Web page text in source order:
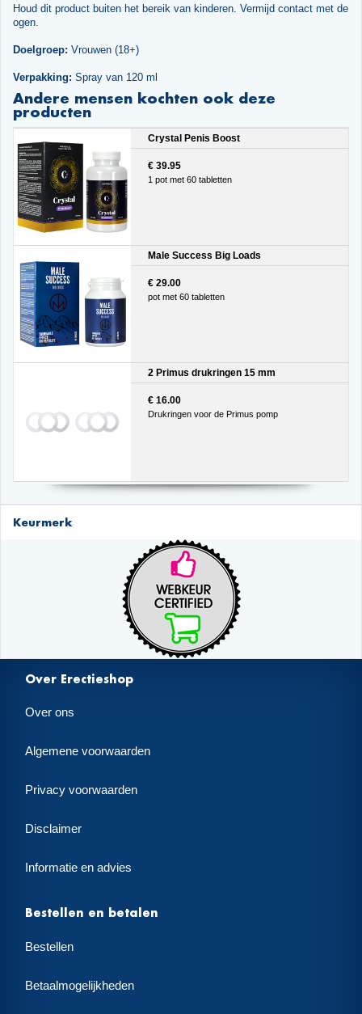
Houd dit product buiten het bereik van kinderen. Vermijd contact met de
ogen.
Doelgroep: Vrouwen (18+)
Verpakking: Spray van 120 ml
Andere mensen kochten ook deze
producten
Crystal Penis Boost
€ 39.95
1 pot met 60 tabletten
Male Success Big Loads
€ 29.00
pot met 60 tabletten
2 Primus drukringen 15 mm
€ 16.00
Drukringen voor de Primus pomp
Keurmerk
Over Erectieshop
Over ons
Algemene voorwaarden
Privacy voorwaarden
Disclaimer
Informatie en advies
Bestellen en betalen
Bestellen
Betaalmogelijkheden